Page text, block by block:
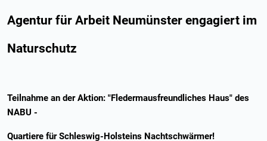
Agentur für Arbeit Neumünster engagiert im
Naturschutz
Teilnahme an der Aktion: "Fledermausfreundliches Haus" des
NABU -
Quartiere für Schleswig-Holsteins Nachtschwärmer!